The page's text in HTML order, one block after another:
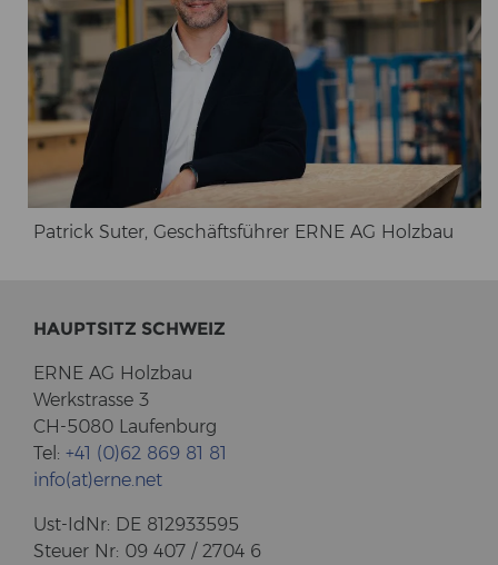
Pa­trick Suter, Ge­schäfts­füh­rer ERNE AG Holz­bau
HAUPT­SITZ SCHWEIZ
ERNE AG Holz­bau
Werk­stras­se 3
CH-5080 Lau­fen­burg
Tel: +41 (0)62 869 81 81
info(at)erne.net
Ust-​IdNr: DE 812933595
Steu­er Nr: 09 407 / 2704 6